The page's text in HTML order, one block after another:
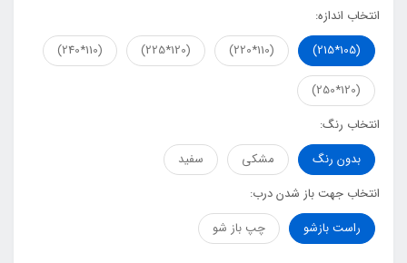
انتخاب اندازه:
(105*215)
(110*220)
(120*225)
(110*240)
(120*250)
انتخاب رنگ:
بدون رنگ
مشکی
سفید
انتخاب جهت باز شدن درب:
راست بازشو
چپ باز شو